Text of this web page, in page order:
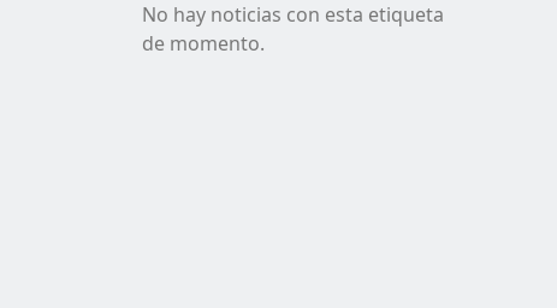
No hay noticias con esta etiqueta
de momento.